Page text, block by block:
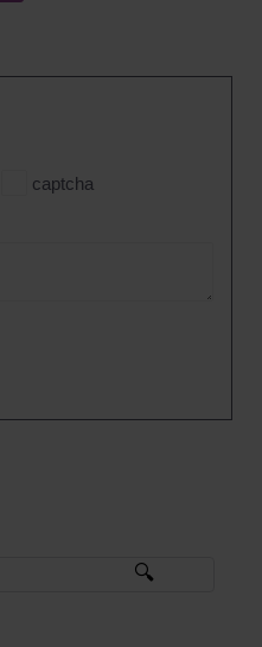
captcha